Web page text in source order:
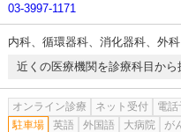
03-3997-1171
内科、 循環器科、 消化器科、 外科
近くの医療機関を診療科目から
オンライン診療 ネット受付 電話
駐車場
英語 外国語 大病院 が